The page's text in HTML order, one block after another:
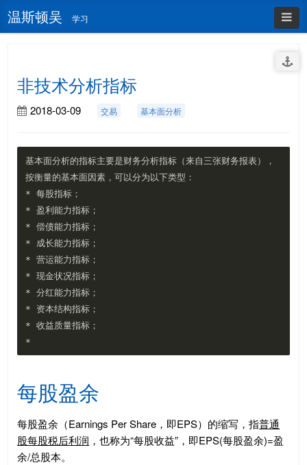
温斯顿吴 学习
非技术分析指标
2018-03-09 交易 基本面分析
基本面分析的指标主要是财务分析指标（来自三张财务报表），
按衡量的基本面因素，可以分为以下类型：
* 每股指标；
* 盈利能力指标；
* 偿债能力指标；
* 成长能力指标；
* 营运能力指标；
* 现金状况指标；
* 分红能力指标；
* 资本结构指标；
* 收益质量指标；
每股盈余
每股盈余（Earnings Per Share，即EPS）的缩写，指普通
股每股税后利润 ，也称为“每股收益”，即EPS(每股盈余)=盈
余/总股本。